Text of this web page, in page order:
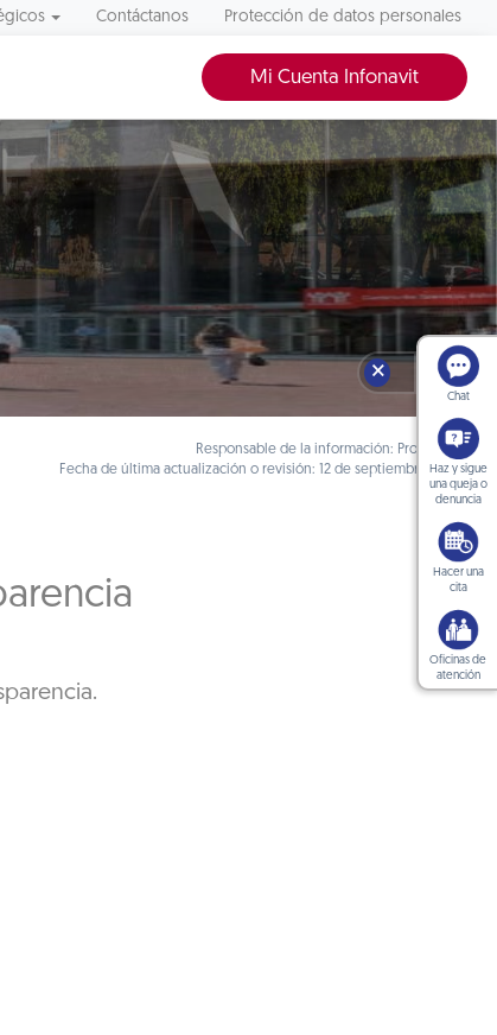
Contáctanos Protección de datos personales
Mi Cuenta Infonavit
Responsable de la información: Prosecretaría
Fecha de última actualización o revisión: 12 de septiembre de 2019
🗙
Chat
Haz y sigue
una queja o
denuncia
Hacer una
cita
Oficinas de
atención